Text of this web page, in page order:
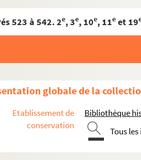
523 à 542. 2e, 3e, 10e, 11e et 19
globale de la
Etablissement de
conservation
Bibliothèque
Tous